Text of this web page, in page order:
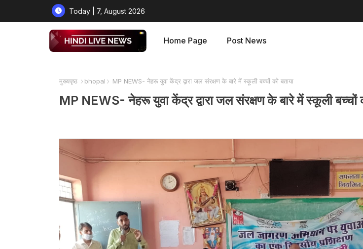
Today | 7, August 2026
Home Page Post News
मुख्यपृष्ठ bhopal MP NEWS- नेहरू युवा केंद्र द्वारा जल संरक्षण के बारे में स्कूली बच्चों को बताया
MP NEWS- नेहरू युवा केंद्र द्वारा जल संरक्षण के बारे में स्कूली बच्चों